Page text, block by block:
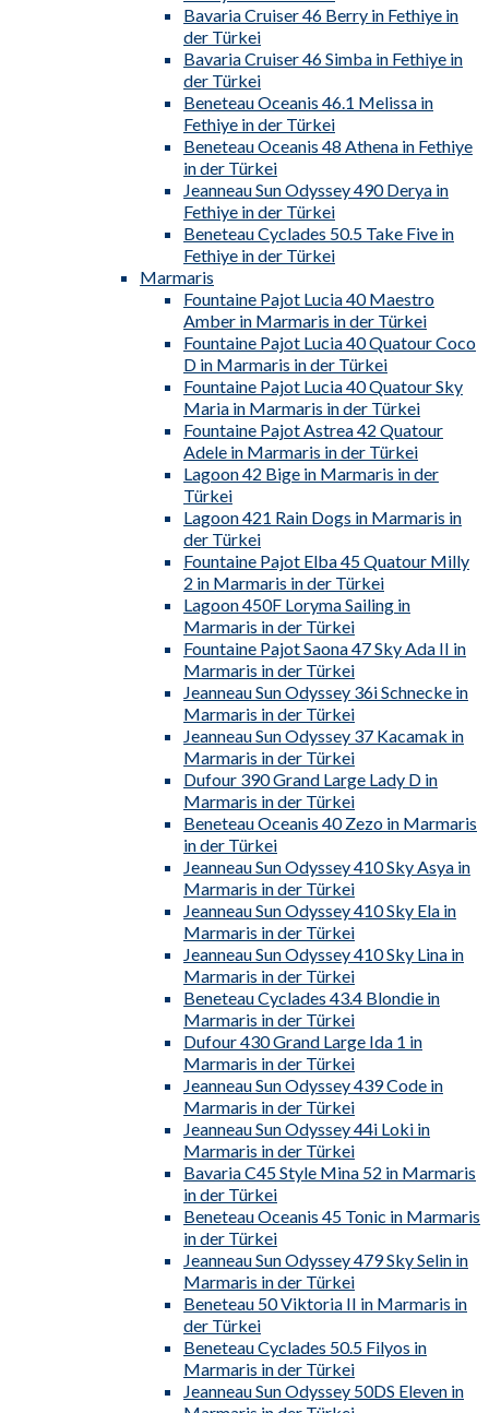
Bavaria Cruiser 46 Berry in Fethiye in
der Türkei
Bavaria Cruiser 46 Simba in Fethiye in
der Türkei
Beneteau Oceanis 46.1 Melissa in
Fethiye in der Türkei
Beneteau Oceanis 48 Athena in Fethiye
in der Türkei
Jeanneau Sun Odyssey 490 Derya in
Fethiye in der Türkei
Beneteau Cyclades 50.5 Take Five in
Fethiye in der Türkei
Marmaris
Fountaine Pajot Lucia 40 Maestro
Amber in Marmaris in der Türkei
Fountaine Pajot Lucia 40 Quatour Coco
D in Marmaris in der Türkei
Fountaine Pajot Lucia 40 Quatour Sky
Maria in Marmaris in der Türkei
Fountaine Pajot Astrea 42 Quatour
Adele in Marmaris in der Türkei
Lagoon 42 Bige in Marmaris in der
Türkei
Lagoon 421 Rain Dogs in Marmaris in
der Türkei
Fountaine Pajot Elba 45 Quatour Milly
2 in Marmaris in der Türkei
Lagoon 450F Loryma Sailing in
Marmaris in der Türkei
Fountaine Pajot Saona 47 Sky Ada II in
Marmaris in der Türkei
Jeanneau Sun Odyssey 36i Schnecke in
Marmaris in der Türkei
Jeanneau Sun Odyssey 37 Kacamak in
Marmaris in der Türkei
Dufour 390 Grand Large Lady D in
Marmaris in der Türkei
Beneteau Oceanis 40 Zezo in Marmaris
in der Türkei
Jeanneau Sun Odyssey 410 Sky Asya in
Marmaris in der Türkei
Jeanneau Sun Odyssey 410 Sky Ela in
Marmaris in der Türkei
Jeanneau Sun Odyssey 410 Sky Lina in
Marmaris in der Türkei
Beneteau Cyclades 43.4 Blondie in
Marmaris in der Türkei
Dufour 430 Grand Large Ida 1 in
Marmaris in der Türkei
Jeanneau Sun Odyssey 439 Code in
Marmaris in der Türkei
Jeanneau Sun Odyssey 44i Loki in
Marmaris in der Türkei
Bavaria C45 Style Mina 52 in Marmaris
in der Türkei
Beneteau Oceanis 45 Tonic in Marmaris
in der Türkei
Jeanneau Sun Odyssey 479 Sky Selin in
Marmaris in der Türkei
Beneteau 50 Viktoria II in Marmaris in
der Türkei
Beneteau Cyclades 50.5 Filyos in
Marmaris in der Türkei
Jeanneau Sun Odyssey 50DS Eleven in